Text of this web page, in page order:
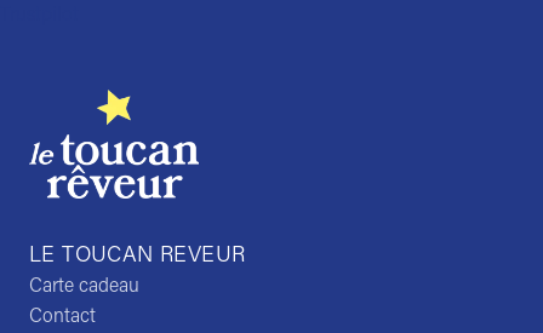
LE TOUCAN REVEUR
Carte cadeau
Contact